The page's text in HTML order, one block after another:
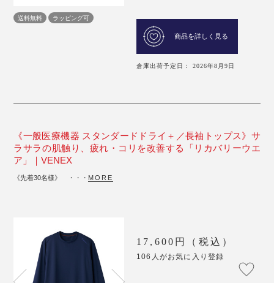
送料無料 ラッピング可
商品を詳しく見る
倉庫出荷予定日： 2026年8月9日
《一般医療機器 スタンダードドライ＋／長袖トップス》サ
ラサラの肌触り、疲れ・コリを改善する「リカバリーウエ
ア」｜VENEX
《先着30名様》 ・・・ MORE
17,600円（税込）
106人がお気に入り登録